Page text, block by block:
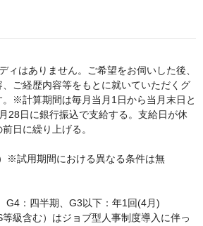
ィはありません。ご希望をお伺いした後、
ご経歴内容等をもとに就いていただくグ
。※計算期間は毎月当月1日から当月末日と
28日に銀行振込で支給する。支給日が休
日に繰り上げる。
※試用期間における異なる条件は無
G4：四半期、G3以下：年1回(4月)
級含む）はジョブ型人事制度導入に伴っ